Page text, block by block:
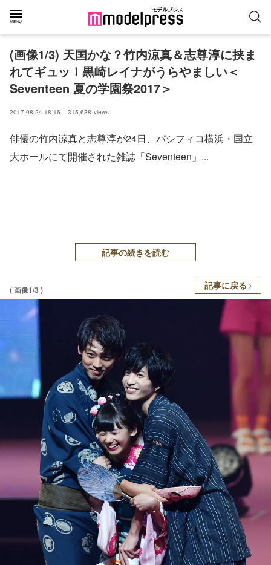
(画像1/3) 天国かな？竹内涼真＆志尊淳に挟ま
れてギュッ！黒崎レイナがうらやましい＜
Seventeen 夏の学園祭2017＞
2017.08.24 18:16 315,638 views
俳優の竹内涼真と志尊淳が24日、パシフィコ横浜・国立
大ホールにて開催された雑誌「Seventeen」...
記事の続きを読む
( 画像1/3 ) 記事に戻る